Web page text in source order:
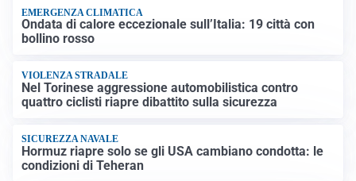
EMERGENZA CLIMATICA
Ondata di calore eccezionale sull’Italia: 19 città con
bollino rosso
VIOLENZA STRADALE
Nel Torinese aggressione automobilistica contro
quattro ciclisti riapre dibattito sulla sicurezza
SICUREZZA NAVALE
Hormuz riapre solo se gli USA cambiano condotta: le
condizioni di Teheran